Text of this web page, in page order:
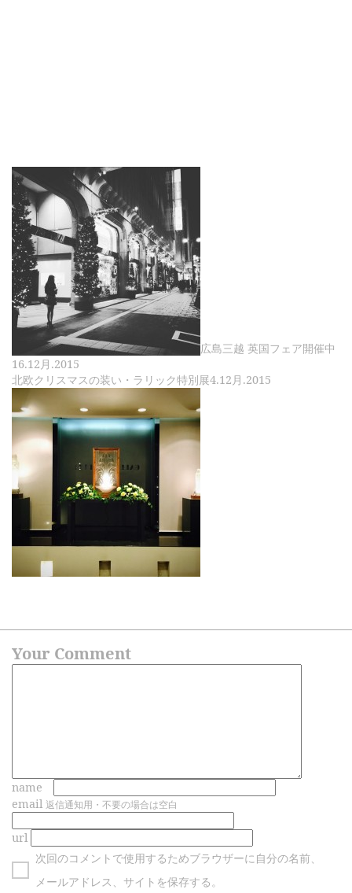
広島三越 英国フェア開催中
16.12月.2015
北欧クリスマスの装い・ラリック特別展4.12月.2015
Your Comment
name
email 返信通知用・不要の場合は空白
url
次回のコメントで使用するためブラウザーに自分の名前、
メールアドレス、サイトを保存する。